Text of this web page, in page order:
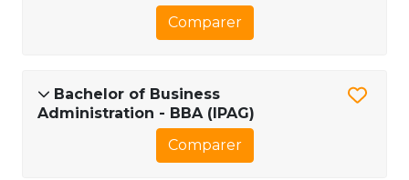
Comparer
Bachelor of Business
Administration - BBA (IPAG)
Comparer